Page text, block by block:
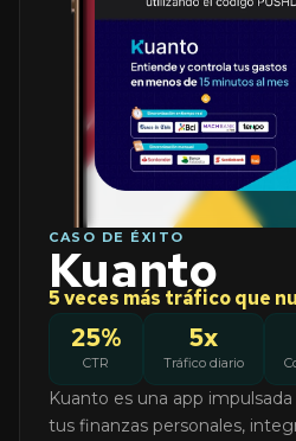
CASO DE ÉXITO
Kuanto
5 veces más tráfico que
25%
CTR
5x
Tráfico diario
Kuanto es una app
tus finanzas personales,